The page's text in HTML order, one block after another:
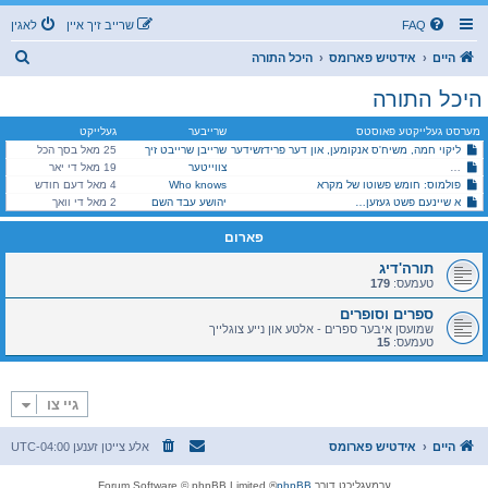
FAQ לאגין שרייב זיך איין
היים אידטיש פארומס היכל התורה
היכל התורה
מערסט געלייקטע פאוסטס שרייבער
געלייקט
ליקוי חמה, משיח'ס אנקומען, און דער פרידזשידער שרייבן שרייבט זיך
25 מאל בסך הכל
האב נישט מורא פאר קיין עונש! בעט נישט איבער אזויפיל דעם אויבערשטען!
צווייטער
19 מאל די יאר
פולמוס: חומש פשוטו של מקרא
Who knows
4 מאל דעם חודש
א שיינעם פשט געזען…
יהושע עבד השם 2 מאל די וואך
פארום
תורה'דיג
טעמעס: 179
ספרים וסופרים
שמועסן איבער ספרים - אלטע און נייע צוגלייך
טעמעס: 15
גיי צו
היים אידטיש פארומס אלע צייטן זענען UTC-04:00
ערמעגליכט דורך phpBB
® Forum Software © phpBB Limited